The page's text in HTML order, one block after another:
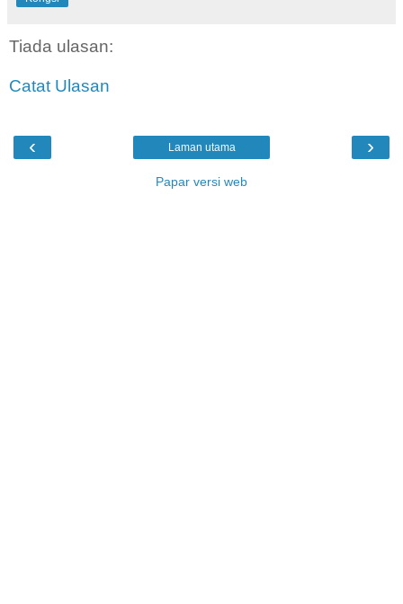
Tiada ulasan:
Catat Ulasan
‹ ›
Laman utama
Papar versi web